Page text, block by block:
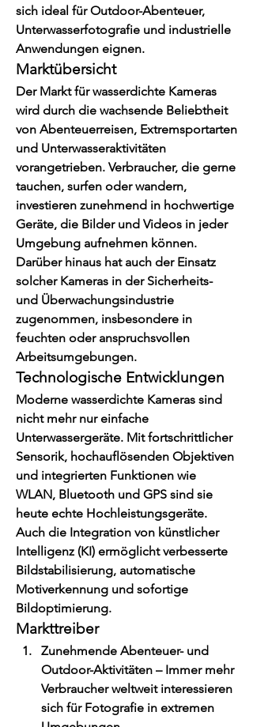
sich ideal für Outdoor-Abenteuer,
Unterwasserfotografie und industrielle
Anwendungen eignen.
Marktübersicht
Der Markt für wasserdichte Kameras
wird durch die wachsende Beliebtheit
von Abenteuerreisen, Extremsportarten
und Unterwasseraktivitäten
vorangetrieben. Verbraucher, die gerne
tauchen, surfen oder wandern,
investieren zunehmend in hochwertige
Geräte, die Bilder und Videos in jeder
Umgebung aufnehmen können.
Darüber hinaus hat auch der Einsatz
solcher Kameras in der Sicherheits-
und Überwachungsindustrie
zugenommen, insbesondere in
feuchten oder anspruchsvollen
Arbeitsumgebungen.
Technologische Entwicklungen
Moderne wasserdichte Kameras sind
nicht mehr nur einfache
Unterwassergeräte. Mit fortschrittlicher
Sensorik, hochauflösenden Objektiven
und integrierten Funktionen wie
WLAN, Bluetooth und GPS sind sie
heute echte Hochleistungsgeräte.
Auch die Integration von künstlicher
Intelligenz (KI) ermöglicht verbesserte
Bildstabilisierung, automatische
Motiverkennung und sofortige
Bildoptimierung.
Markttreiber
Zunehmende Abenteuer- und
Outdoor-Aktivitäten – Immer mehr
Verbraucher weltweit interessieren
sich für Fotografie in extremen